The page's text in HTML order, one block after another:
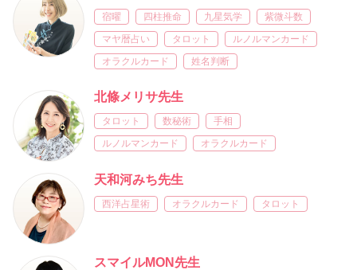
宿曜 四柱推命 九星気学
紫微斗数
マヤ暦占い
タロット
ルノルマンカード
オラクルカード
姓名判断
北條メリサ先生
タロット 数秘術
手相
ルノルマンカード
オラクルカード
天和河みち先生
西洋占星術 オラクルカード タロット
スマイルMON先生